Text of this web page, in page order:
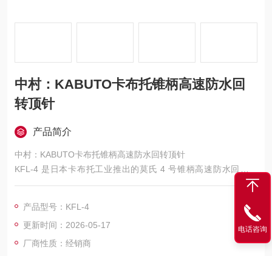
中村：KABUTO卡布托锥柄高速防水回
转顶针
产品简介
中村：KABUTO卡布托锥柄高速防水回转顶针
KFL-4 是日本卡布托工业推出的莫氏 4 号锥柄高速防水回转顶
针，是国内精密数控车床场景中销量与口碑双高的型号，以 “气
与精细车削场景设计。
产品型号：KFL-4
更新时间：2026-05-17
厂商性质：经销商
电话咨询